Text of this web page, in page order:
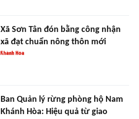
Xã Sơn Tân đón bằng công nhận
xã đạt chuẩn nông thôn mới
Ban Quản lý rừng phòng hộ Nam
Khánh Hòa: Hiệu quả từ giao